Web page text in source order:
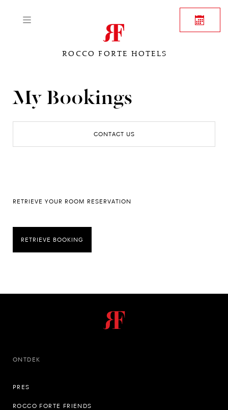
ROCCO FORTE HOTELS
My Bookings
CONTACT US
RETRIEVE YOUR ROOM RESERVATION
RETRIEVE BOOKING
ONTDEK
PRES
ROCCO FORTE FRIENDS